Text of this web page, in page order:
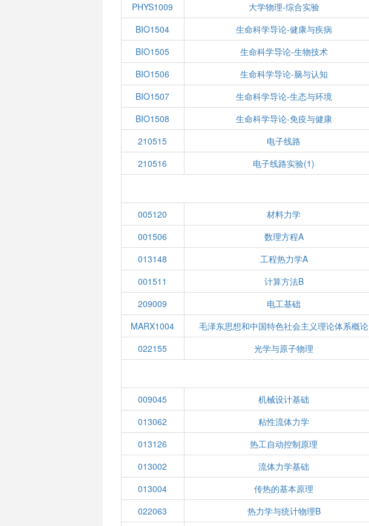
PHYS1009
大学物理-综合实验
BIO1504
生命科学导论-健康与疾病
BIO1505
生命科学导论-生物技术
BIO1506
生命科学导论-脑与认知
BIO1507
生命科学导论-生态与环境
BIO1508
生命科学导论-免疫与健康
210515
电子线路
210516
电子线路实验(1)
005120 材料力学
001506
数理方程A
013148
工程热力学A
001511
计算方法B
209009
电工基础
MARX1004
毛泽东思想和中国特色社会主义理论体系概论
022155
光学与原子物理
009045 机械设计基础
013062
粘性流体力学
013126
热工自动控制原理
013002
流体力学基础
013004
传热的基本原理
022063
热力学与统计物理B